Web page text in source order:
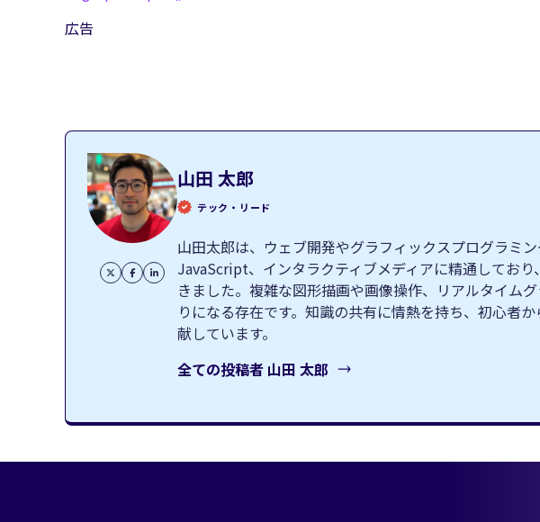
広告
山田 太郎
テック・リード
山田太郎は、ウェブ開発やグラフィックスプログラミ
JavaScript、インタラクティブメディアに精通してお
きました。複雑な図形描画や画像操作、リアルタイム
りになる存在です。知識の共有に情熱を持ち、初心者
献しています。
全ての投稿者 山田 太郎